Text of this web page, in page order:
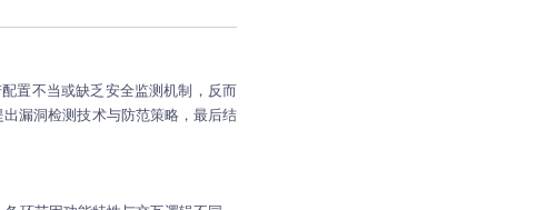
置不当或缺乏安全监测机制，反而
漏洞检测技术与防范策略，最后结